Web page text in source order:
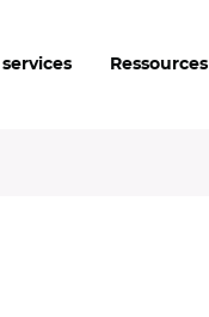
Ressources